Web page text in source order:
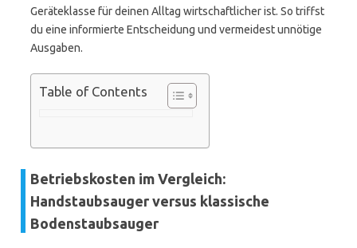
Geräteklasse für deinen Alltag wirtschaftlicher ist. So triffst
du eine informierte Entscheidung und vermeidest unnötige
Ausgaben.
Table of Contents
Betriebskosten im Vergleich:
Handstaubsauger versus klassische
Bodenstaubsauger